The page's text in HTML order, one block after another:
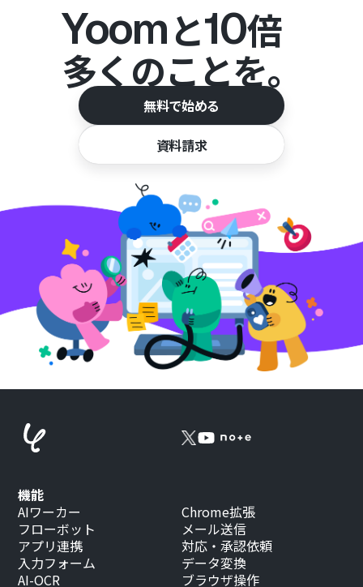
Yoomと10倍
多くのことを。
無料で始める
資料請求
機能
AIワーカー
フローボット
アプリ連携
入力フォーム
AI-OCR
Chrome拡張
メール送信
対応・承認依頼
データ変換
ブラウザ操作